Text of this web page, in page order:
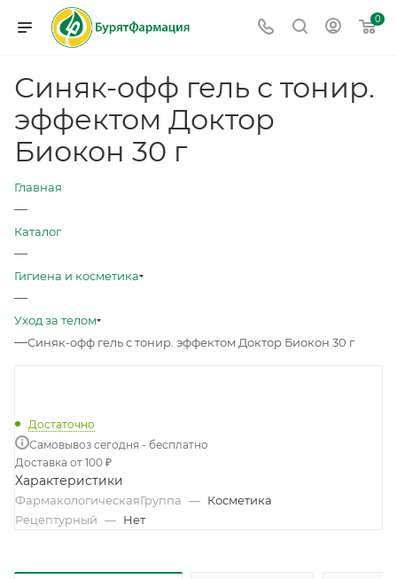
0
Синяк-oфф гель с тонир.
эффектом Доктор
Биокон 30 г
Главная
—
Каталог
—
Гигиена и косметика
—
Уход за телом
—Синяк-oфф гель с тонир. эффектом Доктор Биокон 30 г
Достаточно
Самовывоз сегодня - бесплатно
Доставка от 100 ₽
Характеристики
ФармакологическаяГруппа — Косметика
Рецептурный — Нет